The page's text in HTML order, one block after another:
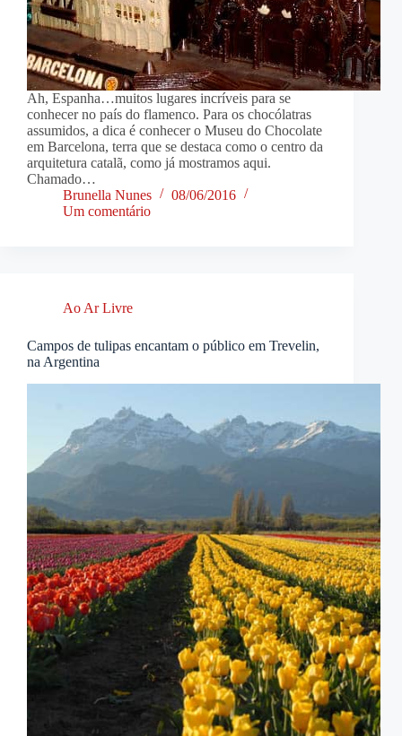
Ah, Espanha…muitos lugares incríveis para se
conhecer no país do flamenco. Para os chocólatras
assumidos, a dica é conhecer o Museu do Chocolate
em Barcelona, terra que se destaca como o centro da
arquitetura catalã, como já mostramos aqui.
Chamado…
Brunella Nunes
08/06/2016
Um comentário
Ao Ar Livre
Campos de tulipas encantam o público em Trevelin,
na Argentina